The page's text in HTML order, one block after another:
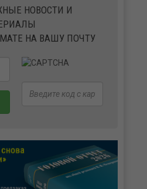
НОВОСТИ И
НА ВАШУ ПОЧТУ